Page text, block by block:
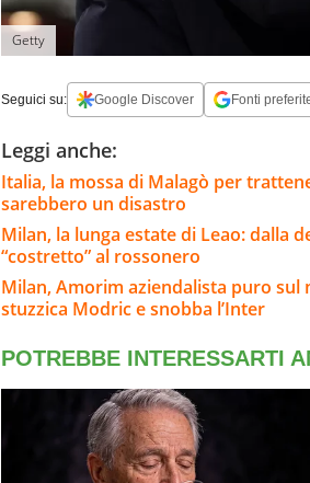
Getty
Seguici su: Google Discover Fonti
Leggi anche:
Italia, la mossa di Malagò per
sarebbero un disastro
Milan, la lunga estate di Leao: dalla
“costretto” al rossonero
Milan, Amorim aziendalista puro sul
stuzzica Modric e snobba l’Inter